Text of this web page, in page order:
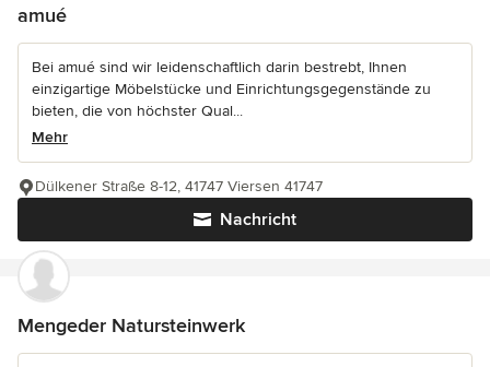
amué
Bei amué sind wir leidenschaftlich darin bestrebt, Ihnen
einzigartige Möbelstücke und Einrichtungsgegenstände zu
bieten, die von höchster Qual...
Mehr
Nachricht
Dülkener Straße 8-12, 41747 Viersen 41747
Mengeder Natursteinwerk